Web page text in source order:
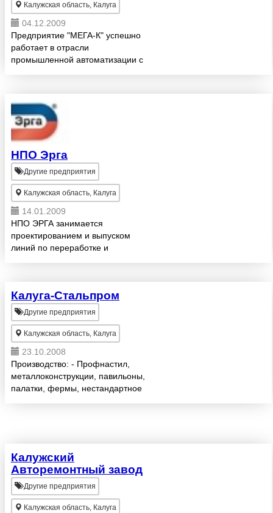
Калужская область, Калуга
04.12.2009
Предприятие "МЕГА-К" успешно
работает в отрасли
промышленной автоматизации с
индуктивные бесконтактные
выключатели • индуктивные
бесконтактные в...
НПО Эрга
Другие предприятия
Калужская область, Калуга
14.01.2009
НПО ЭРГА занимается
проектированием и выпуском
линий по переработке и
производит комплексное
оборудование для магнитного
обогащения и сепарации...
Калуга-Стальпром
Другие предприятия
Калужская область, Калуга
23.10.2008
Производство: - Профнастил,
металлоконструкции, павильоны,
палатки, фермы, нестандартное
Калужский
Авторемонтный завод
Другие предприятия
Калужская область, Калуга